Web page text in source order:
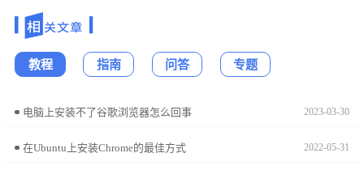
教程 指南 问答 专题
电脑上安装不了谷歌浏览器怎么回事 2023-03-30
在Ubuntu上安装Chrome的最佳方式 2022-05-31